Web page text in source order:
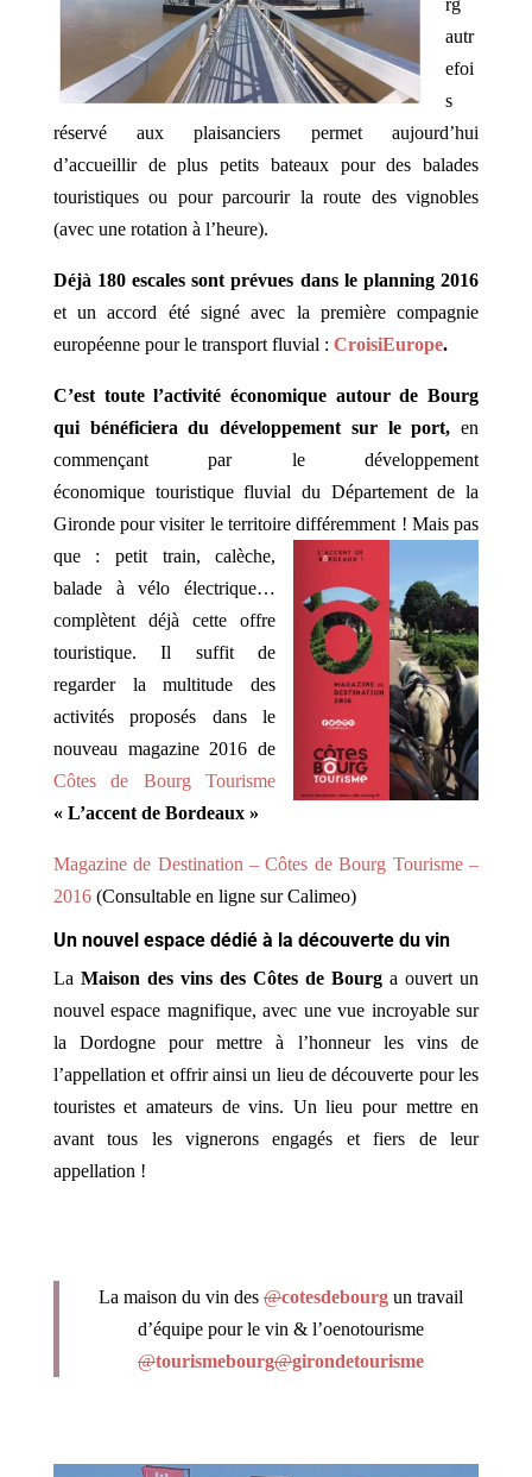
rg
autr
efoi
s
réservé aux plaisanciers permet aujourd’hui
d’accueillir de plus petits bateaux pour des balades
touristiques ou pour parcourir la route des vignobles
(avec une rotation à l’heure).
Déjà 180 escales sont prévues dans le planning 2016
et un accord été signé avec la première compagnie
européenne pour le transport fluvial : CroisiEurope.
C’est toute l’activité économique autour de Bourg
qui bénéficiera du développement sur le port,en
commençant par le développement
économique touristique fluvial du Département de la
Gironde pour visiter le territoire différemment ! Mais pas
que : petit train, calèche,
balade à vélo électrique…
complètent déjà cette offre
touristique. Il suffit de
regarder la multitude des
activités proposés dans le
nouveau magazine 2016 de
Côtes de Bourg Tourisme
« L’accent de Bordeaux »
Magazine de Destination – Côtes de Bourg Tourisme –
2016(Consultable en ligne sur Calimeo)
Un nouvel espace dédié à la découverte du vin
La Maison des vins des Côtes de Bourg a ouvert un
nouvel espace magnifique, avec une vue incroyable sur
la Dordogne pour mettre à l’honneur les vins de
l’appellation et offrir ainsi un lieu de découverte pour les
touristes et amateurs de vins. Un lieu pour mettre en
avant tous les vignerons engagés et fiers de leur
appellation !
La maison du vin des @cotesdebourgun travail
d’équipe pour le vin & l’oenotourisme
@tourismebourg@girondetourisme